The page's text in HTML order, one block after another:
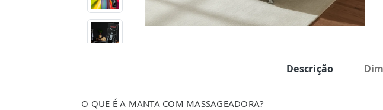
Descrição
O QUE É A MANTA COM MASSAGEADORA?